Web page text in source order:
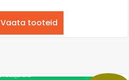
Vaata tooteid